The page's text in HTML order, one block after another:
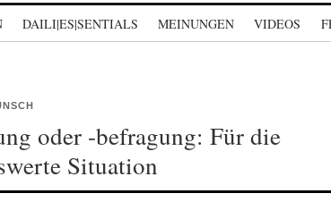
DAILI|ES|SENTIALS MEINUNGEN VIDEOS
oder -befragung: Für die
Situation